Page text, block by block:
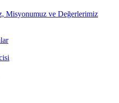
Misyonumuz ve Değerlerimiz